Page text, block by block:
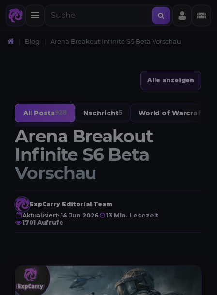
Blog Arena Breakout Infinite S6 Beta Vorschau
Alle anzeigen
All Posts928 Nachricht5 World of Warcraft
Arena Breakout
Infinite S6 Beta
Vorschau
ExpCarry Editorial Team
Aktualisiert: 14 Jun 2026
13 Min. Lesezeit
1701 Aufrufe